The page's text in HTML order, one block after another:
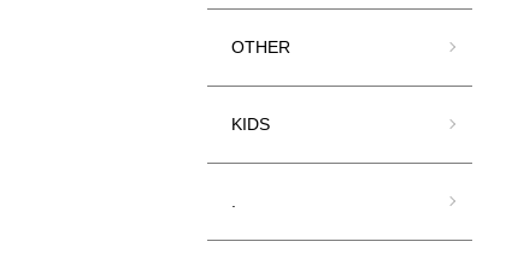
OTHER
KIDS